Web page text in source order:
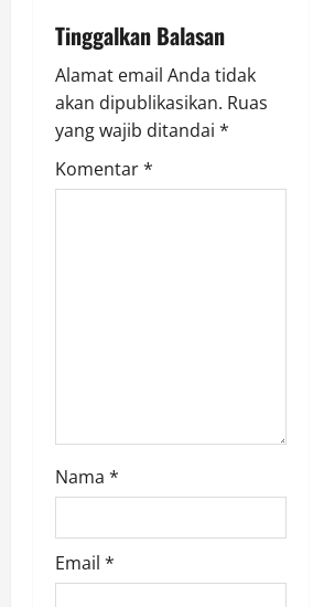
g
a
t
i
Tinggalkan Balasan
Alamat email Anda tidak
akan dipublikasikan. Ruas
yang wajib ditandai *
Komentar*
Nama *
Email *